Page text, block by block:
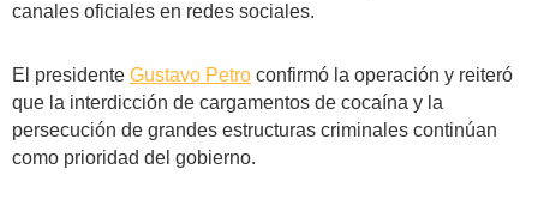
canales oficiales en redes sociales.
El presidente Gustavo Petro confirmó la operación y reiteró
que la interdicción de cargamentos de cocaína y la
persecución de grandes estructuras criminales continúan
como prioridad del gobierno.